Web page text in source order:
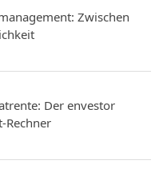
Zwischen
Der envestor
Rechner